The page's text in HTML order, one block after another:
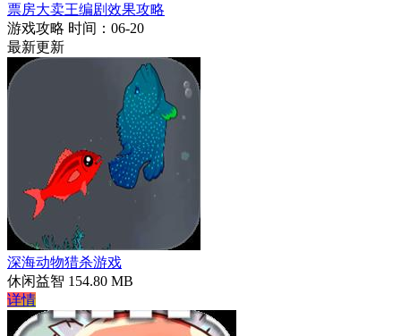
票房大卖王编剧效果攻略
游戏攻略 时间：06-20
最新更新
深海动物猎杀游戏
休闲益智 154.80 MB
详情